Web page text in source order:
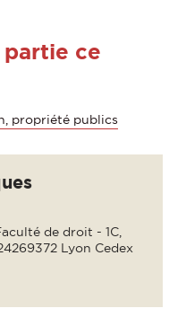
ce
propriété publics
de droit - 1C,
Lyon Cedex